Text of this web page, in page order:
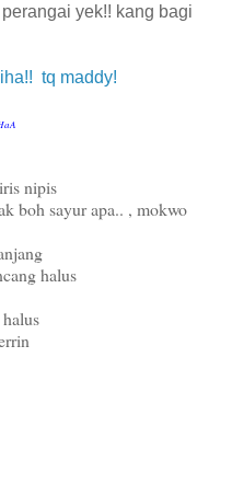
yek!! kang bagi
tq maddy!
nipis
boh sayur apa.. , mokwo
halus